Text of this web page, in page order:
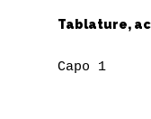
Tablature,
Capo 1